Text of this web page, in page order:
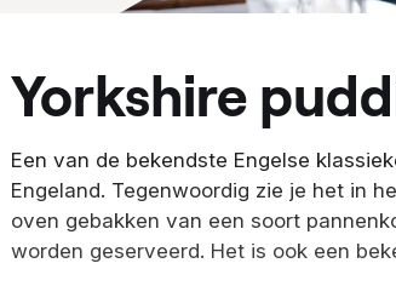
yorkshire
Een van de bekendste Engelse
Engeland. Tegenwoordig zie je het in
oven gebakken van een soort
worden geserveerd. Het is ook een